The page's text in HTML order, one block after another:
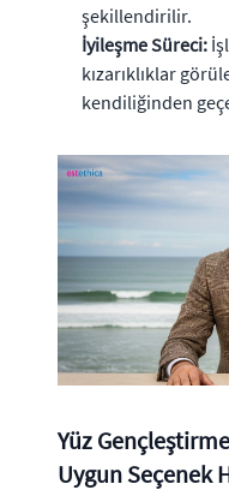
şekillendirilir.
İyileşme Süreci:
kızarıklıklar
kendiliğinden
Yüz
Uygun Seçenek